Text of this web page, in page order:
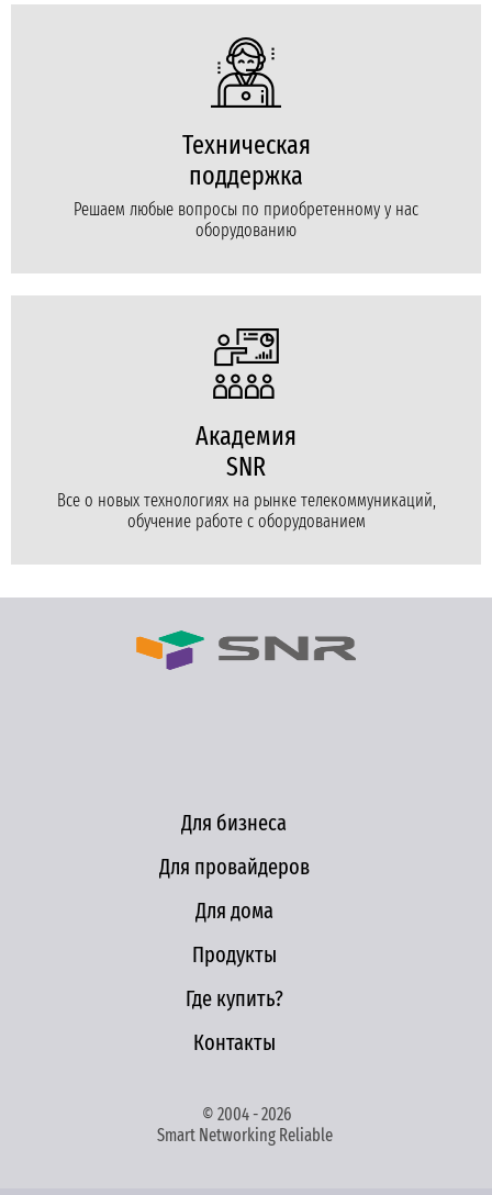
Техническая
поддержка
Решаем любые вопросы по приобретенному у нас
оборудованию
Академия
SNR
Все о новых технологиях на рынке телекоммуникаций,
обучение работе с оборудованием
Для бизнеса
Для провайдеров
Для дома
Продукты
Где купить?
Контакты
© 2004 - 2026
Smart Networking Reliable